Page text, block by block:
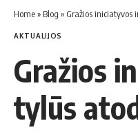
Home» Blog » Gra­žios ini­cia­ty­vos ir ty­lūs
AKTUALIJOS
Gra­žios
ty­lūs